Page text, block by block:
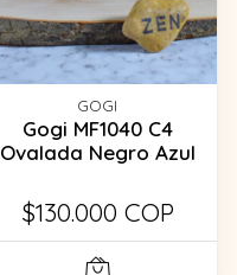
GOGI
Gogi MF1040 C4
Ovalada Negro Azul
$130.000 COP